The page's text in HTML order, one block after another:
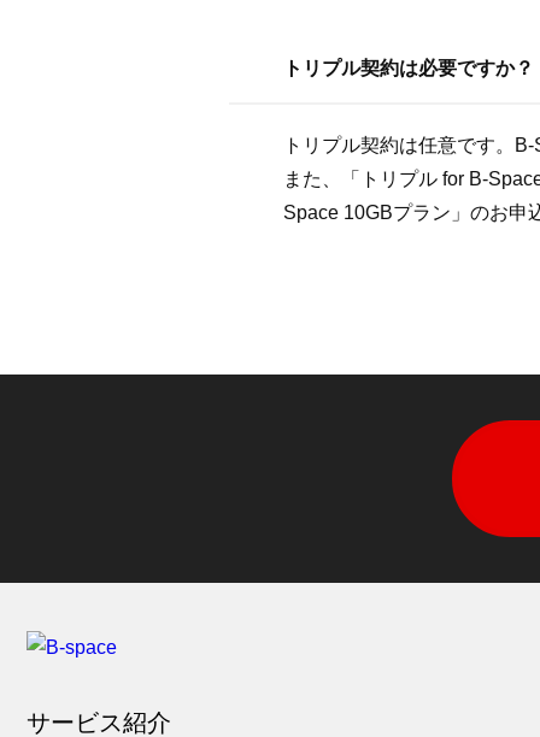
トリプル契約は必要ですか？
トリプル契約は任意です。
また、「トリプル for B-
Space 10GBプラン」のお申
サービス紹介